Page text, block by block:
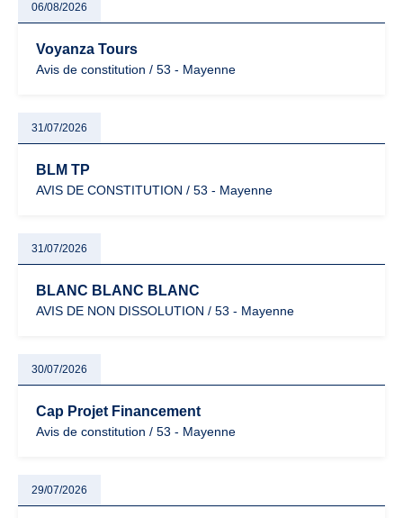
06/08/2026
Voyanza Tours
Avis de constitution / 53 - Mayenne
31/07/2026
BLM TP
AVIS DE CONSTITUTION / 53 - Mayenne
31/07/2026
BLANC BLANC BLANC
AVIS DE NON DISSOLUTION / 53 - Mayenne
30/07/2026
Cap Projet Financement
Avis de constitution / 53 - Mayenne
29/07/2026